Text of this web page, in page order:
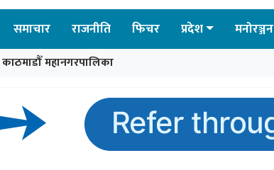
समाचार राजनीति फिचर प्रदेश मनोरञ्जन
काठमाडौँ महानगरपालिका